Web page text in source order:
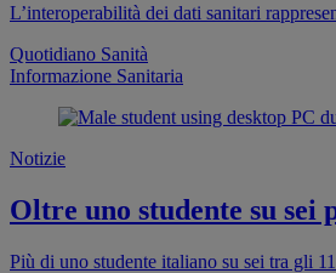
L’interoperabilità dei dati sanitari
Quotidiano Sanità
Informazione Sanitaria
Notizie
Oltre uno studente su sei
Più di uno studente italiano su sei tra gli